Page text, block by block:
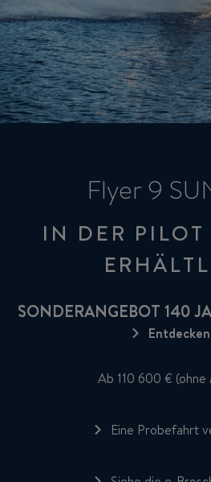
Flyer 9
IN DER
SONDERANGEBOT 140
Ab 110 600 € (ohne
Eine Probefahrt